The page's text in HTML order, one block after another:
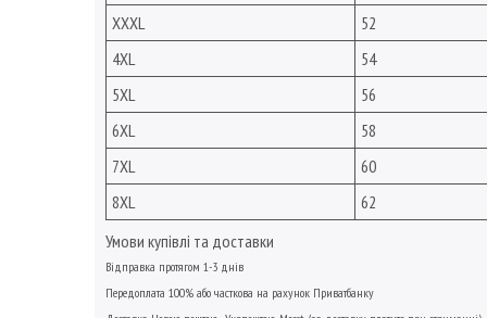
XXXL
52
4XL
54
5XL
56
6XL
58
7XL
60
8XL
62
Умови купівлі та доставки
Відправка протягом 1-3 днів
Передоплата 100% або часткова на рахунок Приватбанку